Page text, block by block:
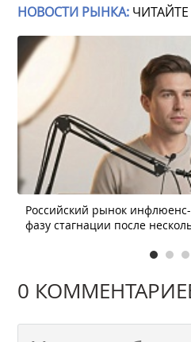
НОВОСТИ РЫНКА:
Российский рынок
фазу стагнации после
0